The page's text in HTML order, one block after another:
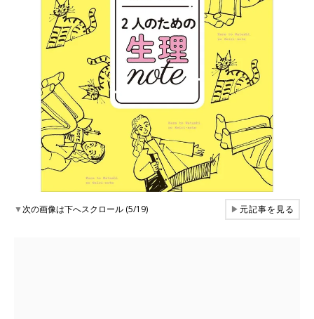
▼次の画像は下へスクロール (5/19) ▶元記事を見る